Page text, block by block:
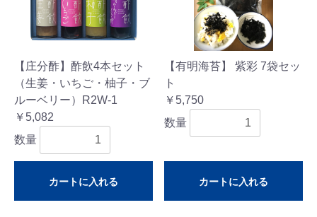
【庄分酢】酢飲4本セット
（生姜・いちご・柚子・ブ
ルーベリー）R2W-1
￥5,082
数量
カートに入れる
【有明海苔】 紫彩 7袋セッ
ト
￥5,750
数量
カートに入れる